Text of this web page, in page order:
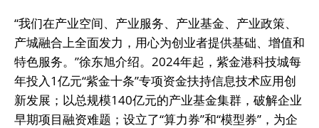
“我们在产业空间、产业服务、产业基金、产业政策、
产城融合上全面发力，用心为创业者提供基础、增值和
特色服务。”徐东旭介绍。2024年起，紫金港科技城每
年投入1亿元“紫金十条”专项资金扶持信息技术应用创
新发展；以总规模140亿元的产业基金集群，破解企业
早期项目融资难题；设立了“算力券”和“模型券”，为企